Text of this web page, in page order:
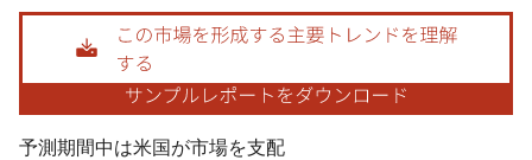
画像 © Mordor Intelligence。再利用にはCC BY 4.0の表示が必要です。
予測期間中は米国が市場を支配